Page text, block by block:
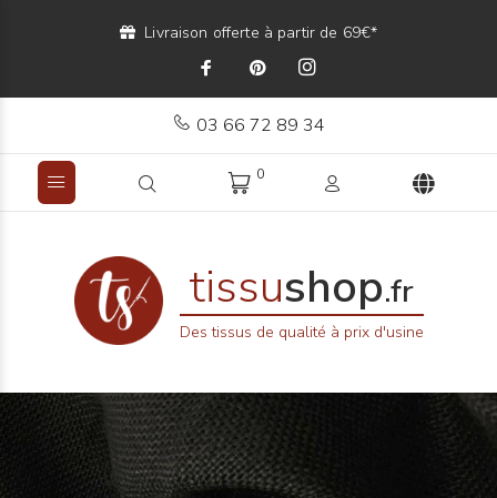
Livraison offerte à partir de 69€*
03 66 72 89 34
0
tissushop.fr
Des tissus de qualité à prix d'usine